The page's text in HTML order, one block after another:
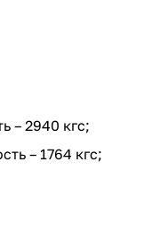
– 2940 кгс;
– 1764 кгс;